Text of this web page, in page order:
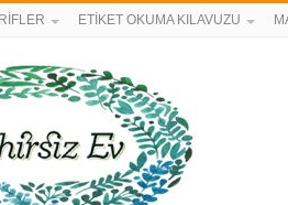
ETİKET OKUMA KILAVUZU